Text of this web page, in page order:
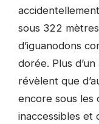
sous 322
d’iguanodons
dorée. Plus
révèlent que
encore sous les
inaccessibles et